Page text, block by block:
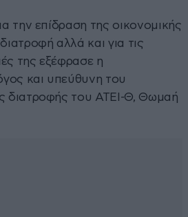
την επίδραση της οικονομικής
αλλά και για τις
της εξέφρασε η
και υπεύθυνη του
διατροφής του ΑΤΕΙ-Θ, Θωμαή